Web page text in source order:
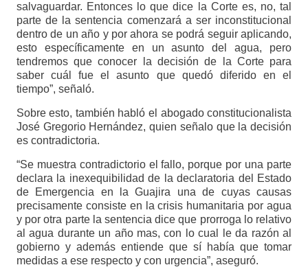
salvaguardar. Entonces lo que dice la Corte es, no, tal
parte de la sentencia comenzará a ser inconstitucional
dentro de un año y por ahora se podrá seguir aplicando,
esto específicamente en un asunto del agua, pero
tendremos que conocer la decisión de la Corte para
saber cuál fue el asunto que quedó diferido en el
tiempo”, señaló.
Sobre esto, también habló el abogado constitucionalista
José Gregorio Hernández, quien señalo que la decisión
es contradictoria.
“Se muestra contradictorio el fallo, porque por una parte
declara la inexequibilidad de la declaratoria del Estado
de Emergencia en la Guajira una de cuyas causas
precisamente consiste en la crisis humanitaria por agua
y por otra parte la sentencia dice que prorroga lo relativo
al agua durante un año mas, con lo cual le da razón al
gobierno y además entiende que sí había que tomar
medidas a ese respecto y con urgencia”, aseguró.